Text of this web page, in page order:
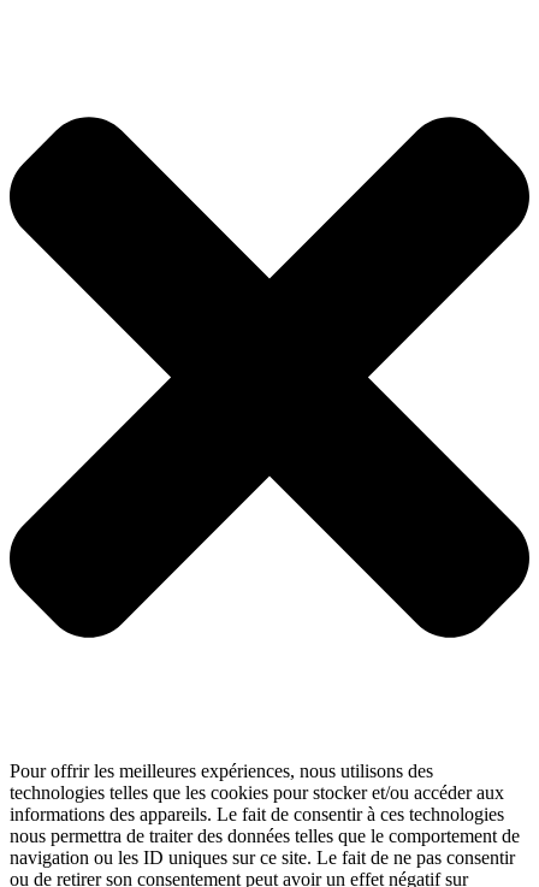
Pour offrir les meilleures expériences, nous utilisons des
technologies telles que les cookies pour stocker et/ou accéder aux
informations des appareils. Le fait de consentir à ces technologies
nous permettra de traiter des données telles que le comportement de
navigation ou les ID uniques sur ce site. Le fait de ne pas consentir
ou de retirer son consentement peut avoir un effet négatif sur